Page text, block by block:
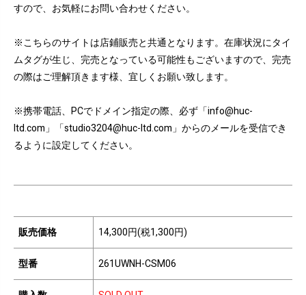
すので、お気軽にお問い合わせください。
※こちらのサイトは店鋪販売と共通となります。在庫状況にタイ
ムタグが生じ、完売となっている可能性もございますので、完売
の際はご理解頂きます様、宜しくお願い致します。
※携帯電話、PCでドメイン指定の際、必ず「info@huc-
ltd.com」「studio3204@huc-ltd.com」からのメールを受信でき
るように設定してください。
販売価格 14,300円(税1,300円)
型番 261UWNH-CSM06